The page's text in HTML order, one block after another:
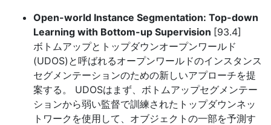
Open-world Instance Segmentation: Top-down
Learning with Bottom-up Supervision [93.4]
ボトムアップとトップダウンオープンワールド
(UDOS)と呼ばれるオープンワールドのインスタンス
セグメンテーションのための新しいアプローチを提
案する。 UDOSはまず、ボトムアップセグメンテー
ションから弱い監督で訓練されたトップダウンネッ
トワークを使用して、オブジェクトの一部を予測す